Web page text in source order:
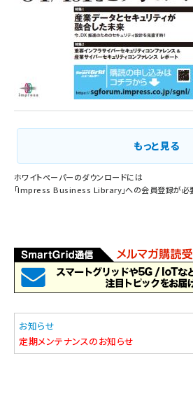
もっと見る
ホワイトペーパーのダウンロードには
「Impress Business Library」への会員登録が必
お知らせ
定期メンテナンスのお知らせ